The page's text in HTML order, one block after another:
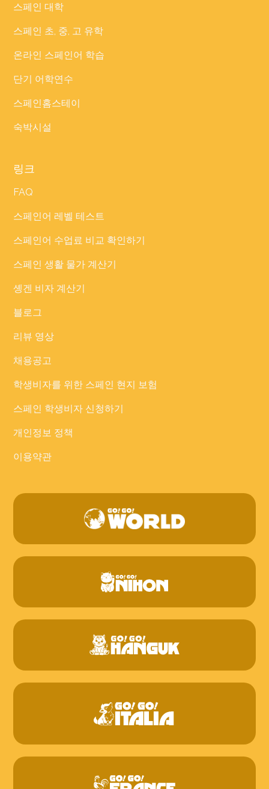
스페인 대학
스페인 초, 중, 고 유학
온라인 스페인어 학습
단기 어학연수
스페인홈스테이
숙박시설
링크
FAQ
스페인어 레벨 테스트
스페인어 수업료 비교 확인하기
스페인 생활 물가 계산기
솅겐 비자 계산기
블로그
리뷰 영상
채용공고
학생비자를 위한 스페인 현지 보험
스페인 학생비자 신청하기
개인정보 정책
이용약관